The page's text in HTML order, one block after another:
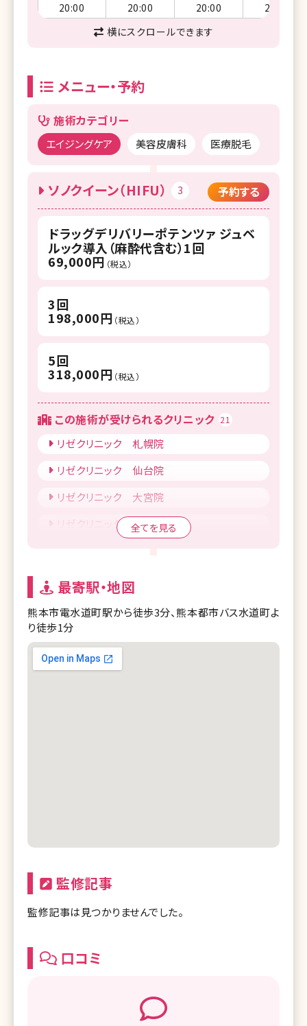
20:00 20:00 20:00
20:00
横にスクロールできます
メニュー・予約
施術カテゴリー
エイジングケア 美容皮膚科 医療脱毛
ソノクイーン（HIFU） 3 予約する
ドラッグデリバリーポテンツァ ジュベ
ルック導入（麻酔代含む）1回
69,000円 （税込）
3回
198,000円 （税込）
5回
318,000円 （税込）
この施術が受けられるクリニック 21
リゼクリニック 札幌院
リゼクリニック 仙台院
リゼクリニック 大宮院
リゼクリニック 千葉院
リゼクリニック 渋谷院
リゼクリニック 銀座院
リゼクリニック 京都河原町院
リゼクリニック 広島院
全てを見る
最寄駅・地図
熊本市電水道町駅から徒歩3分、熊本都市バス水道町よ
り徒歩1分
監修記事
監修記事は見つかりませんでした。
口コミ